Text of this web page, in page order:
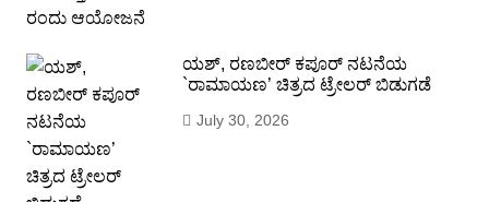
ಯಶ್, ರಣಬೀರ್ ಕಪೂರ್ ನಟನೆಯ
`ರಾಮಾಯಣ’ ಚಿತ್ರದ ಟ್ರೇಲರ್ ಬಿಡುಗಡೆ
July 30, 2026